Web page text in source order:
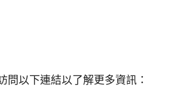
問以下連結以了解更多資訊：